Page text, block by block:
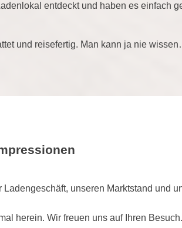
entdeckt und haben es einfach
und reisefertig. Man kann ja nie
unseren Marktstand und
herein. Wir freuen uns auf Ihren Besuch.